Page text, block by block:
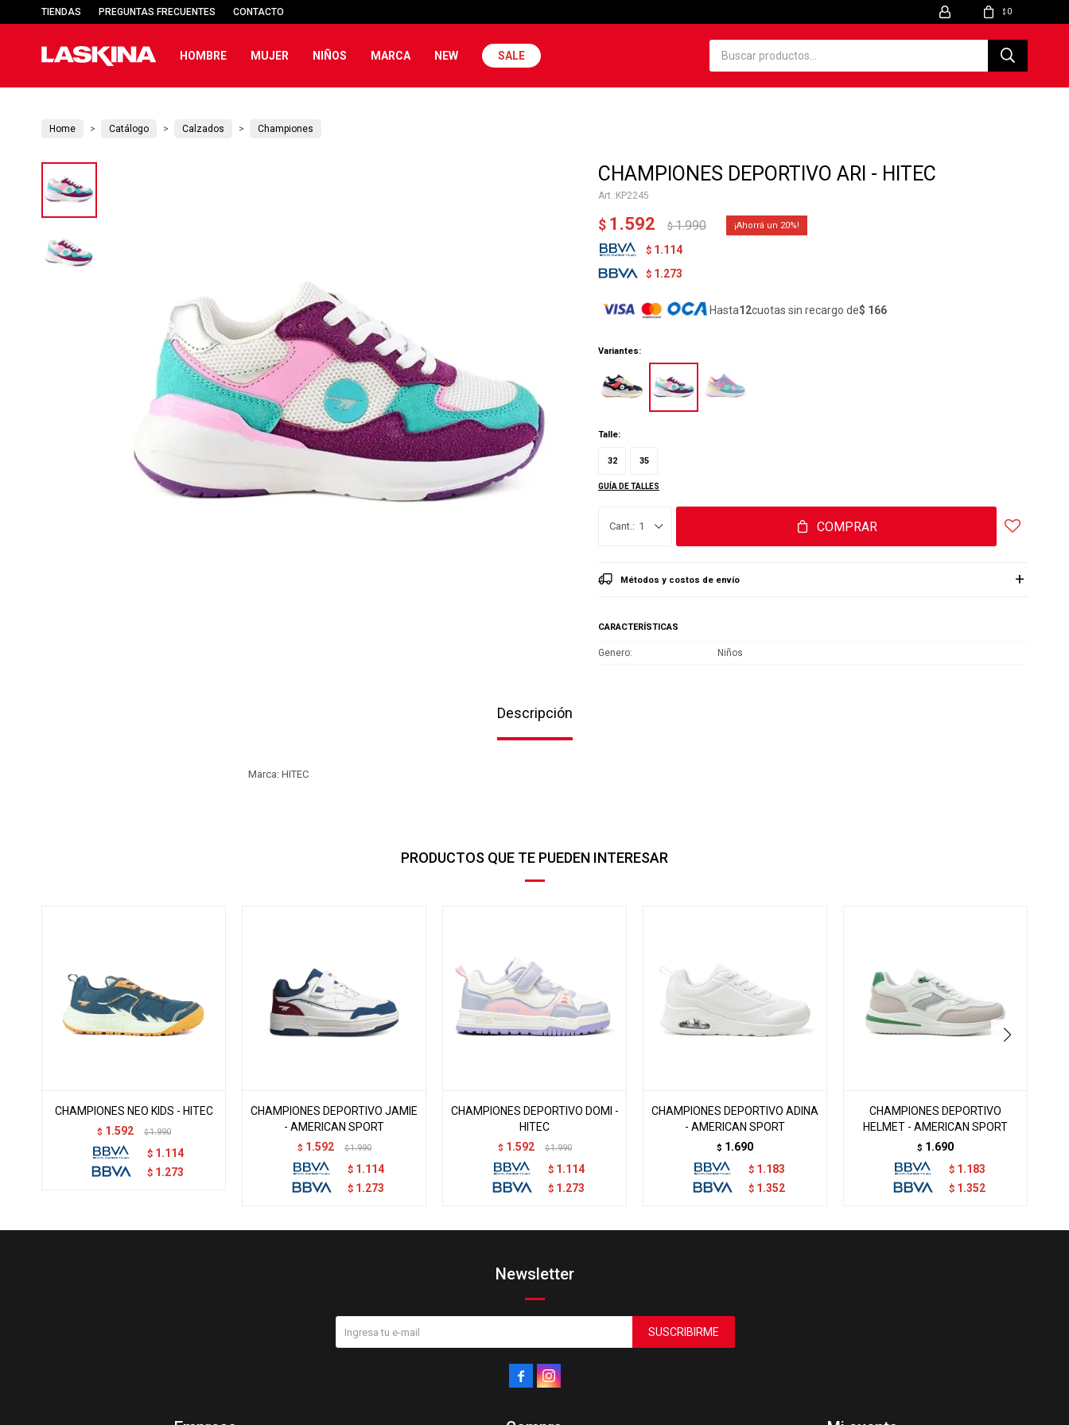
HOMBRE MUJER NIÑOS MARCA NEW SALE
$ 0
TIENDAS PREGUNTAS FRECUENTES CONTACTO
Home Catálogo Calzados Championes
CHAMPIONES DEPORTIVO ARI - HITEC
KP2245
$ 1.592 $ 1.990 20
$ 1.114
$ 1.273
Hasta12cuotas sin recargo de$ 166
Variantes:
Talle:
32 35
GUÍA DE TALLES
1 COMPRAR
Métodos y costos de envío
CARACTERÍSTICAS
Genero Niños
Descripción
Marca: HITEC
PRODUCTOS QUE TE PUEDEN INTERESAR
CHAMPIONES NEO KIDS - HITEC
$ 1.592 $ 1.990
$ 1.114
$ 1.273
CHAMPIONES DEPORTIVO JAMIE
- AMERICAN SPORT
$ 1.592 $ 1.990
$ 1.114
$ 1.273
CHAMPIONES DEPORTIVO DOMI -
HITEC
$ 1.592 $ 1.990
$ 1.114
$ 1.273
CHAMPIONES DEPORTIVO ADINA
- AMERICAN SPORT
$ 1.690
$ 1.183
$ 1.352
CHAMPIONES DEPORTIVO
HELMET - AMERICAN SPORT
$ 1.690
$ 1.183
$ 1.352
Newsletter
SUSCRIBIRME
 